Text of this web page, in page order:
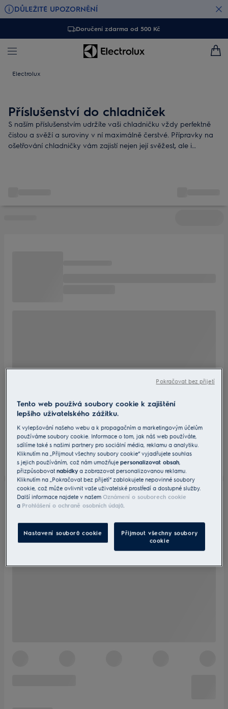
DŮLEŽITÉ UPOZORNĚNÍ
Doručení zdarma od 500 Kč
Electrolux
Příslušenství do chladniček
S naším příslušenstvím udržíte vaši chladničku vždy perfektně
čistou a svěží a suroviny v ní maximálně čerstvé. Přípravky na
ošetřování chladničky vám zajistí nejen její svěžest, ale i
Tento web používá soubory cookie k zajištění
lepšího uživatelského zážitku.
K vylepšování našeho webu a k propagačním a marketingovým účelům
používáme soubory cookie. Informace o tom, jak náš web používáte,
sdílíme také s našimi partnery pro sociální média, reklamu a analytiku.
Kliknutím na „Přijmout všechny soubory cookie“ vyjadřujete souhlas
s jejich používáním, což nám umožňujepersonalizovat obsah,
přizpůsobovatnabídky a zobrazovat personalizovanou reklamu.
Kliknutím na „Pokračovat bez přijetí“ zablokujete nepovinné soubory
cookie, což může ovlivnit vaše uživatelské prostředí a dostupné služby.
Další informace najdete v našemOznámení o souborech cookie
a Prohlášení o ochraně osobních údajů.
Nastavení souborů cookie
Přijmout všechny soubory
cookie
Pokračovat bez přijetí